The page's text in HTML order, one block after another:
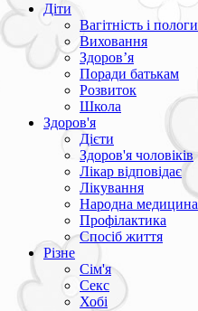
Діти
Вагітність і пологи
Виховання
Здоров’я
Поради батькам
Розвиток
Школа
Здоров'я
Дієти
Здоров'я чоловіків
Лікар відповідає
Лікування
Народна медицина
Профілактика
Спосіб життя
Різне
Сім'я
Секс
Хобі